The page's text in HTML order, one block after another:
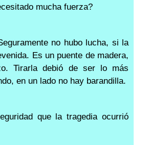
mucha fuerza?
no hubo lucha, si la
Es un puente de madera,
Tirarla debió de ser lo más
en un lado no hay barandilla.
que la tragedia ocurrió